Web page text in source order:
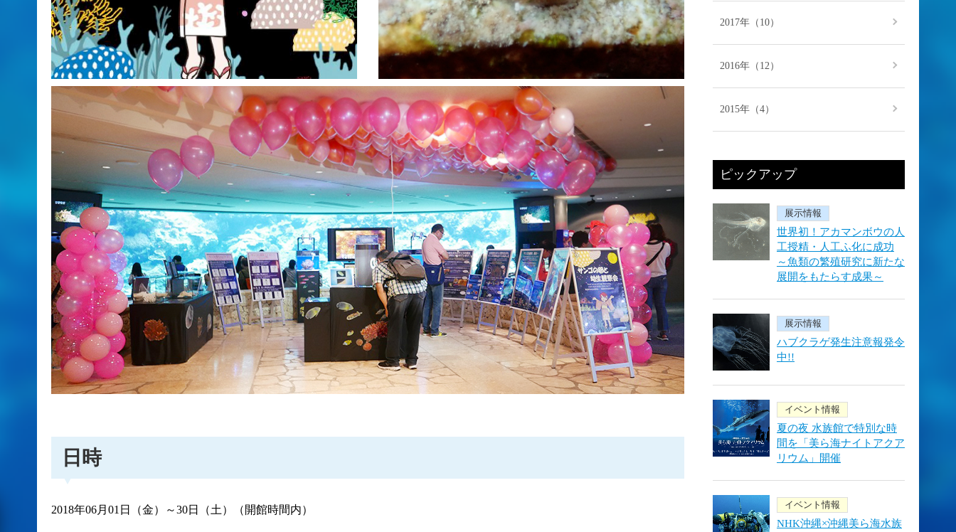
日時
2018年06月01日（金）～30日（土）（開館時間内）
2017年（10）
2016年（12）
2015年（4）
ピックアップ
展示情報
世界初！アカマンボウの人
工授精・人工ふ化に成功
～魚類の繁殖研究に新たな
展開をもたらす成果～
展示情報
ハブクラゲ発生注意報発令
中!!
イベント情報
夏の夜 水族館で特別な時
間を「美ら海ナイトアクア
リウム」開催
イベント情報
NHK沖縄×沖縄美ら海水族